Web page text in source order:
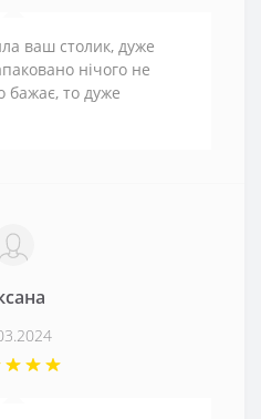
ваш столик, дуже
нічого не
бажає, то дуже